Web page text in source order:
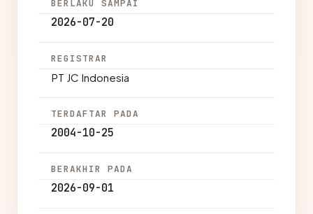
BERLAKU SAMPAI
2026-07-20
REGISTRAR
PT JC Indonesia
TERDAFTAR PADA
2004-10-25
BERAKHIR PADA
2026-09-01